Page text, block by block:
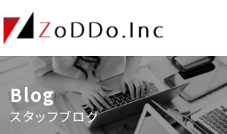
Blog
スタッフブログ